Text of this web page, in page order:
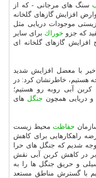
سنگ های مرجانی - كه از
افزایش گازهای گلخانه
موجودات دریایی مثل
كه جزو خوراك برای سایر
افزایش گازهای گلخانه ای
با معضل افزایش شدید
هستیم، خاطرنشان كرد: در
كربن آبی روبه رو هستیم؛
دریایی همچون جنگل های
حفاظت محیط زیست
راهكارهایی برای كاهش
شدیم كه جنگل های حرا
سایر زیستگاه ها تا ۳۰ برابر در كاهش كربن آبی نقش
و حریق جنگل ها را به
با گسترش مناطق مستعد